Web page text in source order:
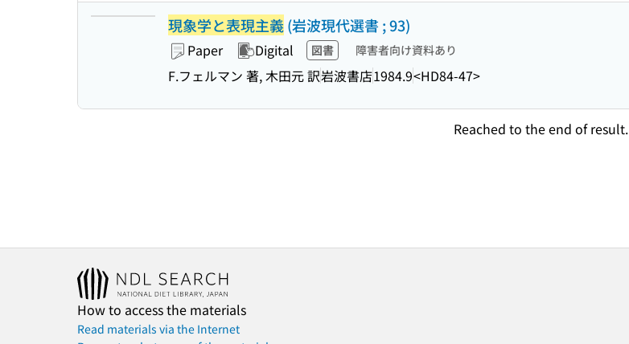
現象学と表現主義(岩波現代選書 ; 93)
Paper Digital 図書 障害者向け資料あり
F.フェルマン 著, 木田元 訳岩波書店1984.9<HD84-47>
Reached to the end of result.
How to access the materials
Read materials via the Internet